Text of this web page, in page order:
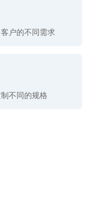
户的不同需求
不同的规格